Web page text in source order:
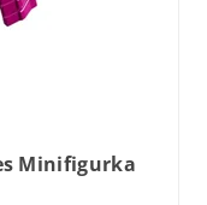
Minifigurka